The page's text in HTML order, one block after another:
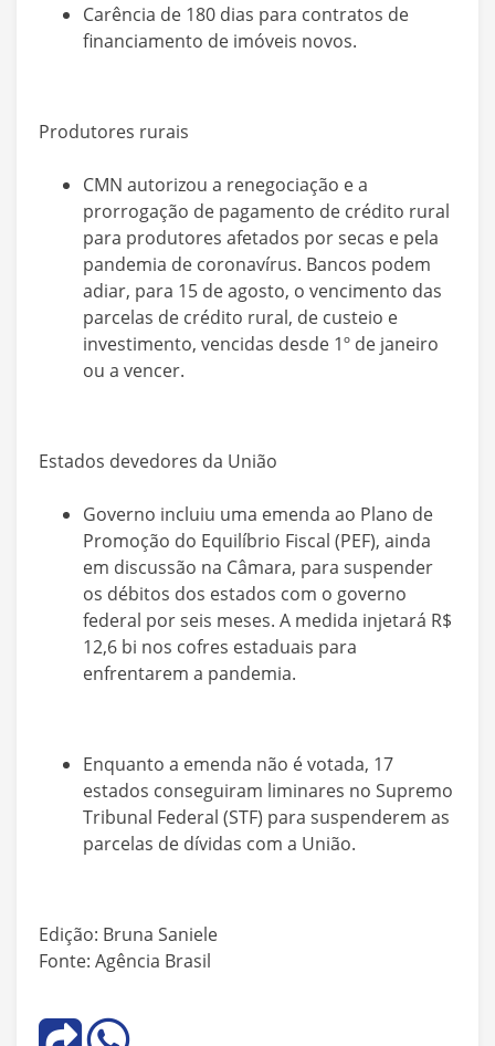
Carência de 180 dias para contratos de
financiamento de imóveis novos.
Produtores rurais
CMN autorizou a renegociação e a
prorrogação de pagamento de crédito rural
para produtores afetados por secas e pela
pandemia de coronavírus. Bancos podem
adiar, para 15 de agosto, o vencimento das
parcelas de crédito rural, de custeio e
investimento, vencidas desde 1º de janeiro
ou a vencer.
Estados devedores da União
Governo incluiu uma emenda ao Plano de
Promoção do Equilíbrio Fiscal (PEF), ainda
em discussão na Câmara, para suspender
os débitos dos estados com o governo
federal por seis meses. A medida injetará R$
12,6 bi nos cofres estaduais para
enfrentarem a pandemia.
Enquanto a emenda não é votada, 17
estados conseguiram liminares no Supremo
Tribunal Federal (STF) para suspenderem as
parcelas de dívidas com a União.
Edição: Bruna Saniele
Fonte: Agência Brasil